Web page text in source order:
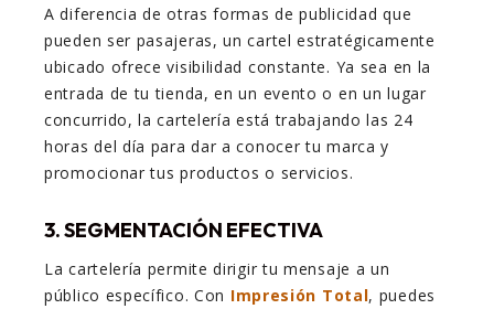
A diferencia de otras formas de publicidad que
pueden ser pasajeras, un cartel estratégicamente
ubicado ofrece visibilidad constante. Ya sea en la
entrada de tu tienda, en un evento o en un lugar
concurrido, la cartelería está trabajando las 24
horas del día para dar a conocer tu marca y
promocionar tus productos o servicios.
3. SEGMENTACIÓN EFECTIVA
La cartelería permite dirigir tu mensaje a un
público específico. Con Impresión Total, puedes